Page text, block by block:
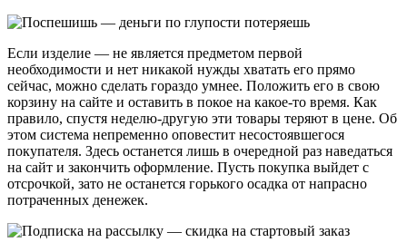
Если изделие — не является предметом первой
необходимости и нет никакой нужды хватать его прямо
сейчас, можно сделать гораздо умнее. Положить его в свою
корзину на сайте и оставить в покое на какое-то время. Как
правило, спустя неделю-другую эти товары теряют в цене. Об
этом система непременно оповестит несостоявшегося
покупателя. Здесь останется лишь в очередной раз наведаться
на сайт и закончить оформление. Пусть покупка выйдет с
отсрочкой, зато не останется горького осадка от напрасно
потраченных денежек.